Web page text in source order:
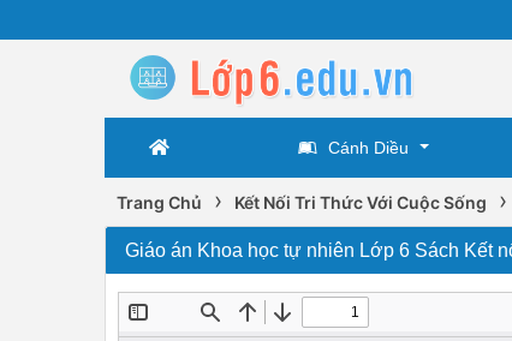
Cánh Diều
Trang Chủ › Kết Nối Tri Thức Với Cuộc Sống ›
Giáo án Khoa học tự nhiên Lớp 6 Sách Kết